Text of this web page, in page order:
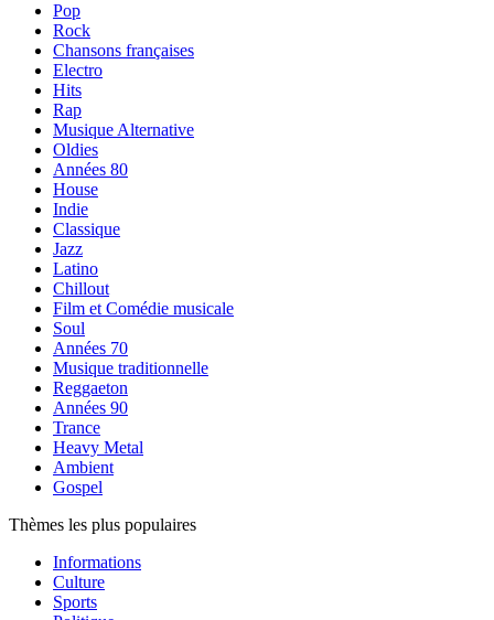
Pop
Rock
Chansons françaises
Electro
Hits
Rap
Musique Alternative
Oldies
Années 80
House
Indie
Classique
Jazz
Latino
Chillout
Film et Comédie musicale
Soul
Années 70
Musique traditionnelle
Reggaeton
Années 90
Trance
Heavy Metal
Ambient
Gospel
Thèmes les plus populaires
Informations
Culture
Sports